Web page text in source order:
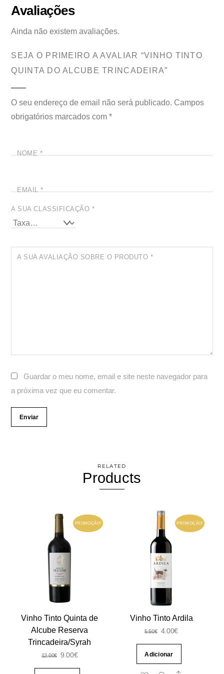
Avaliações
Ainda não existem avaliações.
SEJA O PRIMEIRO A AVALIAR “VINHO TINTO
QUINTA DO ALCUBE TRINCADEIRA”
O seu endereço de email não será publicado. Campos
obrigatórios marcados com*
NOME*
EMAIL*
A SUA CLASSIFICAÇÃO *
A SUA AVALIAÇÃO SOBRE O PRODUTO *
Guardar o meu nome, email e site neste navegador para
a próxima vez que eu comentar.
RELATED
Products
PROMOÇÃO!
Vinho Tinto Quinta de
Alcube Reserva
Trincadeira/Syrah
12.00€ O
preço
9.00€O
preço
PROMOÇÃO!
Vinho Tinto Ardila
5.50€
O
preço
original
4.00€O
preço
Adicionar